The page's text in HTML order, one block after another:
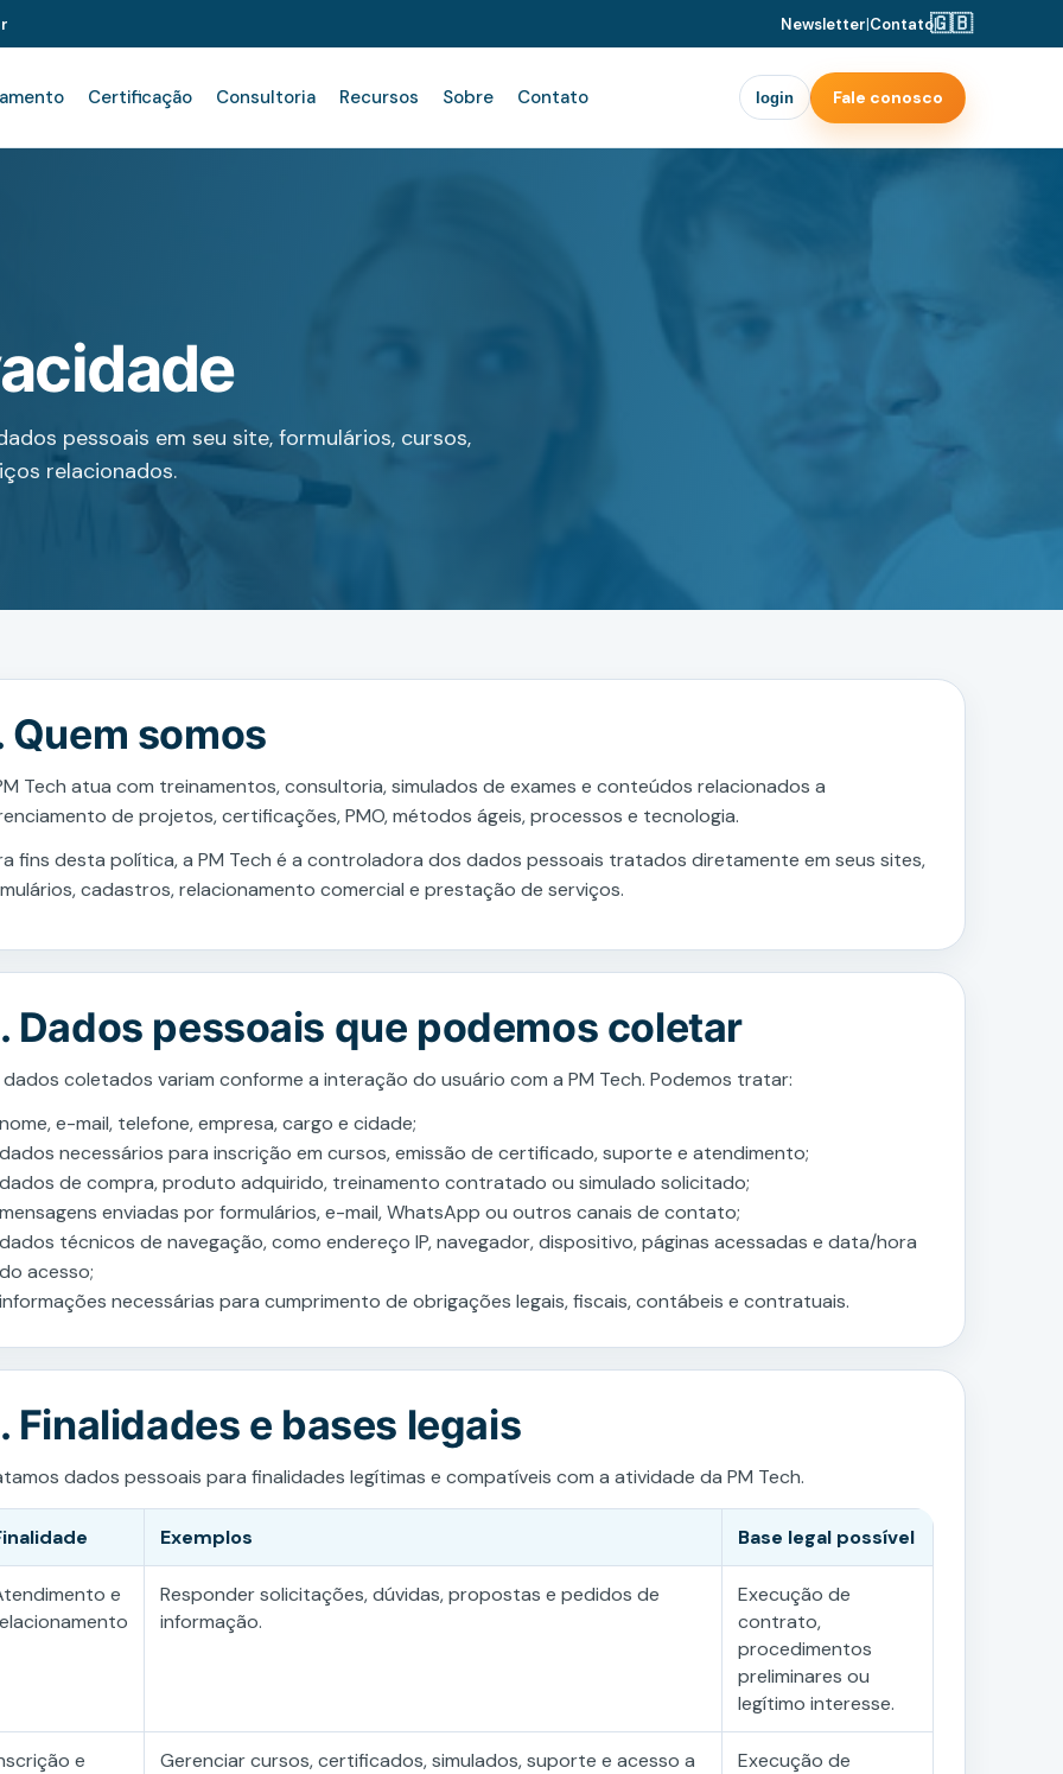
Newsletter|Contato|
🇬🇧
Certificação Consultoria Recursos Sobre Contato login Fale conosco
pessoais em seu site, formulários, cursos,
relacionados.
Quem somos
Tech atua com treinamentos, consultoria, simulados de exames e conteúdos relacionados a
de projetos, certificações, PMO, métodos ágeis, processos e tecnologia.
fins desta política, a PM Tech é a controladora dos dados pessoais tratados diretamente em seus sites,
cadastros, relacionamento comercial e prestação de serviços.
Dados pessoais que podemos coletar
dados coletados variam conforme a interação do usuário com a PM Tech. Podemos tratar:
nome, e-mail, telefone, empresa, cargo e cidade;
dados necessários para inscrição em cursos, emissão de certificado, suporte e atendimento;
dados de compra, produto adquirido, treinamento contratado ou simulado solicitado;
mensagens enviadas por formulários, e-mail, WhatsApp ou outros canais de contato;
dados técnicos de navegação, como endereço IP, navegador, dispositivo, páginas acessadas e data/hora
do acesso;
informações necessárias para cumprimento de obrigações legais, fiscais, contábeis e contratuais.
Finalidades e bases legais
dados pessoais para finalidades legítimas e compatíveis com a atividade da PM Tech.
Exemplos Base legal possível
e
Responder solicitações, dúvidas, propostas e pedidos de
informação.
Execução de
contrato,
procedimentos
preliminares ou
legítimo interesse.
e
Gerenciar cursos, certificados, simulados, suporte e acesso a
Execução de